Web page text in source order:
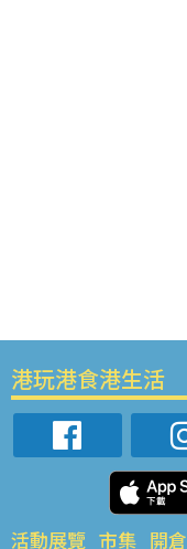
港玩港食港生活
活動展覽 市集 開倉